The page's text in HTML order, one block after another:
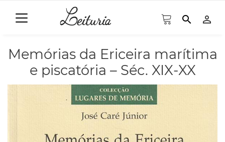
search person_outline
Memórias da Ericeira marítima
e piscatória – Séc. XIX-XX